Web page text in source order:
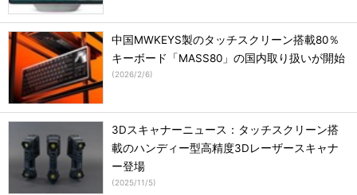
中国MWKEYS製のタッチスクリーン搭載80％
キーボード「MASS80」の国内取り扱いが開始
(2026/2/6)
3Dスキャナーニュース：タッチスクリーン搭
載のハンディー型高精度3Dレーザースキャナ
ー登場
(2025/11/5)